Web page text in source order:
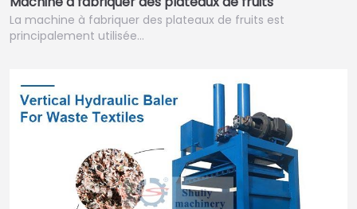
La machine à fabriquer des plateaux de fruits est
principalement utilisée…